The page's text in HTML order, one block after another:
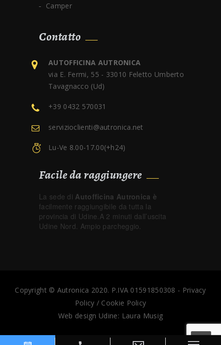
Camper
Contatto
AUTOFFICINA AUTRONICA
via E. Fermi, 55 - 33010 Feletto Umberto
Tavagnacco (Ud)
+39 0432 570031
servizioclienti@autronica.net
Lu-Ve 8.00-17.00(+h24)
Facile da raggiungere
La sede di Autofficina Autronica è
facilmente raggiungibile da tutta la
provincia di Udine.A 2 minuti dall’uscita
Udine Nord. Ampio parcheggio.
Copyright © Autronica 2020. P.IVA 01591850308 - Privacy
Policy / Cookie Policy
Web design Udine: Laura Musig